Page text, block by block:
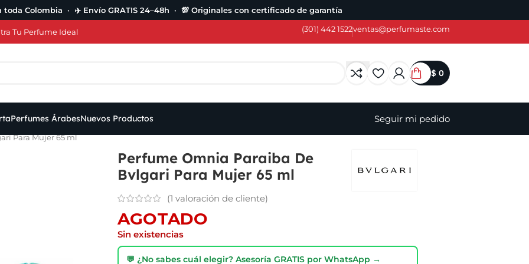
toda Colombia · ✈️ Envío GRATIS 24–48h · 💯 Originales con certificado de garantía
Tu Perfume Ideal (301) 442 1522ventas@perfumaste.com
$ 0
Perfumes ÁrabesNuevos Productos Seguir mi pedido
Para Mujer 65 ml
Perfume Omnia Paraiba De
Bvlgari Para Mujer 65 ml
(1 valoración de cliente)
AGOTADO
Sin existencias
💬 ¿No sabes cuál elegir? Asesoría GRATIS por WhatsApp →